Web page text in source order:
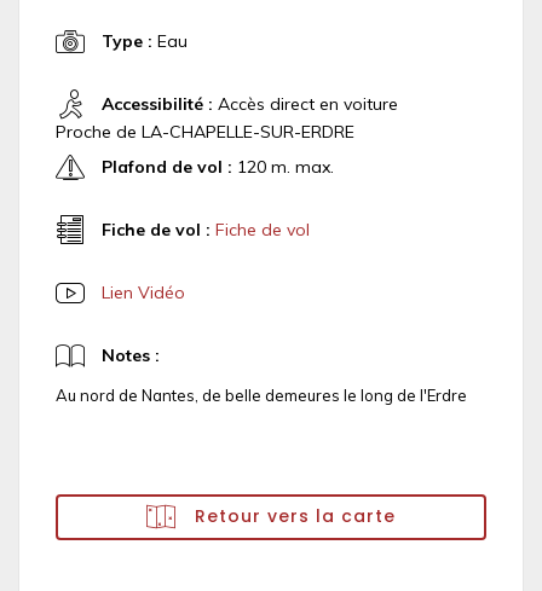
Type : Eau
Accessibilité : Accès direct en voiture
Proche de LA-CHAPELLE-SUR-ERDRE
Plafond de vol : 120 m. max.
Fiche de vol : Fiche de vol
Lien Vidéo
Notes :
Au nord de Nantes, de belle demeures le long de l'Erdre
Retour vers la carte